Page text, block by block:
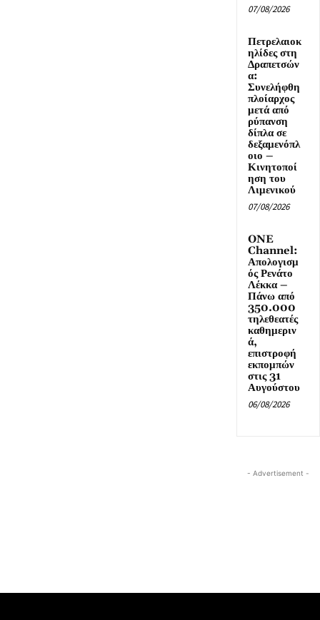
07/08/2026
Πετρελαιοκ
ηλίδες στη
Δραπετσών
α:
Συνελήφθη
πλοίαρχος
μετά από
ρύπανση
δίπλα σε
δεξαμενόπλ
οιο –
Κινητοποί
ηση του
Λιμενικού
07/08/2026
ONE
Channel:
Απολογισμ
ός Ρενάτο
Λέκκα –
Πάνω από
350.000
τηλεθεατές
καθημεριν
ά,
επιστροφή
εκπομπών
στις 31
Αυγούστου
06/08/2026
- Advertisement -